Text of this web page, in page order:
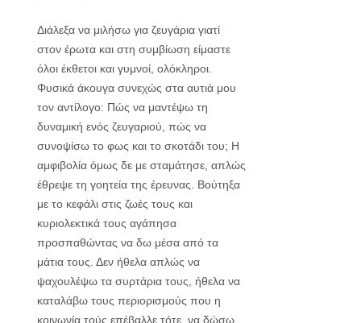
Διάλεξα να μιλήσω για ζευγάρια γιατί
στον έρωτα και στη συμβίωση είμαστε
όλοι έκθετοι και γυμνοί, ολόκληροι.
Φυσικά άκουγα συνεχώς στα αυτιά μου
τον αντίλογο: Πώς να μαντέψω τη
δυναμική ενός ζευγαριού, πώς να
συνοψίσω το φως και το σκοτάδι του; Η
αμφιβολία όμως δε με σταμάτησε, απλώς
έθρεψε τη γοητεία της έρευνας. Βούτηξα
με το κεφάλι στις ζωές τους και
κυριολεκτικά τους αγάπησα
προσπαθώντας να δω μέσα από τα
μάτια τους. Δεν ήθελα απλώς να
ψαχουλέψω τα συρτάρια τους, ήθελα να
καταλάβω τους περιορισμούς που η
κοινωνία τούς επέβαλλε τότε, να δώσω